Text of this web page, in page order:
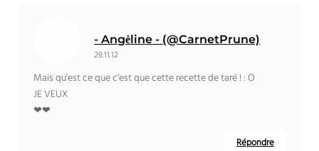
- Angėline - (@CarnetPrune)
29.11.12
Mais qu’est ce que c’est que cette recette de taré ! : O
JE VEUX
❤❤
Répondre